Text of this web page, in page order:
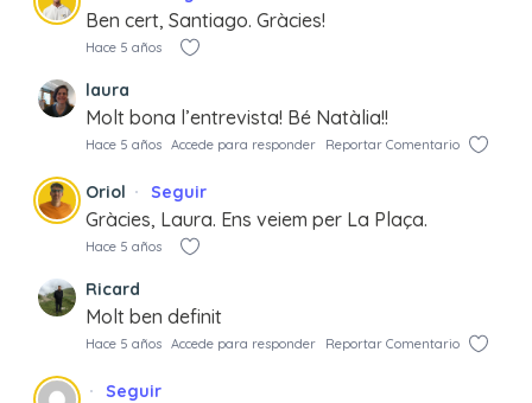
Ben cert, Santiago. Gràcies!
Hace 5 años
laura
Molt bona l’entrevista! Bé Natàlia!!
Hace 5 años Accede para responder Reportar Comentario
Oriol Seguir
Gràcies, Laura. Ens veiem per La Plaça.
Hace 5 años
Ricard
Molt ben definit
Hace 5 años Accede para responder Reportar Comentario
Seguir